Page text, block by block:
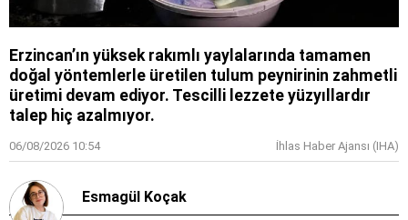
Erzincan’ın yüksek rakımlı yaylalarında tamamen
doğal yöntemlerle üretilen tulum peynirinin zahmetli
üretimi devam ediyor. Tescilli lezzete yüzyıllardır
talep hiç azalmıyor.
06/08/2026 10:54 İhlas Haber Ajansı (IHA)
Esmagül Koçak